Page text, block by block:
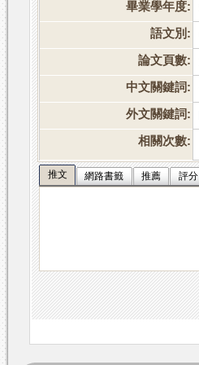
畢業學年度:
語文別:
論文頁數:
中文關鍵詞:
外文關鍵詞:
相關次數:
推文 網路書籤 推薦 評分